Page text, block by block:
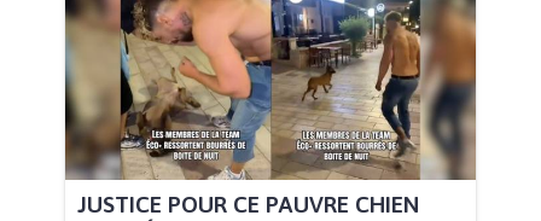
JUSTICE POUR CE PAUVRE CHIEN